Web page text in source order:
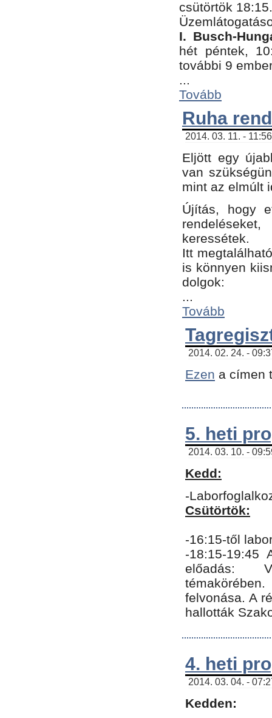
csütörtök 18:15.
I. Busch-
hét péntek,
további 9
...
Tovább
Ruha
2014. 03. 11. -
Eljött egy
van
mint az elmúlt
Újítás, hogy
keressétek.
Itt
is könnyen
dolgok:
...
Tovább
2014. 02. 24. -
Ezen a címen
5. heti
2014. 03. 10. -
Kedd:
-
Csütörtök:
-16:15-től
-18:15-19:45
előadás:
felvonása. A
hallották
4. heti
2014. 03. 04. -
Kedden: